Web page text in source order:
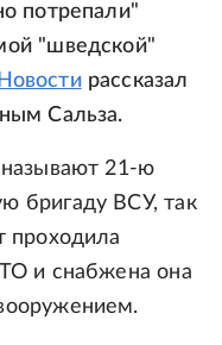
потрепали"
"шведской"
рассказал
Сальза.
называют 21-ю
бригаду ВСУ, так
проходила
и снабжена она